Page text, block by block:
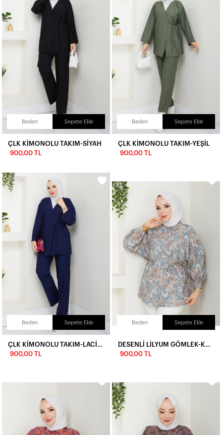
Beden Sepete Ekle
ÇLK KİMONOLU TAKIM-SİYAH
900,00 TL
Beden Sepete Ekle
ÇLK KİMONOLU TAKIM-YEŞİL
900,00 TL
Beden Sepete Ekle
900,00 TL
Beden Sepete Ekle
900,00 TL